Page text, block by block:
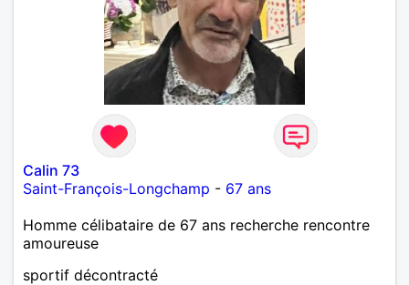
Calin 73
Saint-François-Longchamp - 67 ans
Homme célibataire de 67 ans recherche rencontre
amoureuse
sportif décontracté